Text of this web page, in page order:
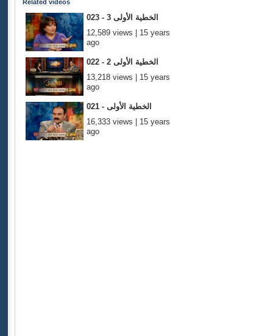
Related videos
023 - الخطية الأولى 3
12,589 views | 15 years
ago
022 - الخطية الأولى 2
13,218 views | 15 years
ago
021 - الخطية الأولى
16,333 views | 15 years
ago